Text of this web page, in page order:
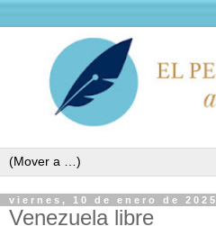
viernes, 10 de enero de 2025
Venezuela libre